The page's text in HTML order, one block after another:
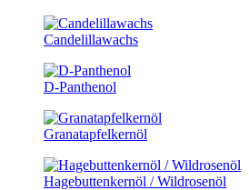
Candelillawachs
D-Panthenol
Granatapfelkernöl
Hagebuttenkernöl / Wildrosenöl